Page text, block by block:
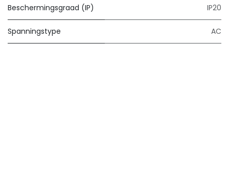
Beschermingsgraad (IP) IP20
Spanningstype AC